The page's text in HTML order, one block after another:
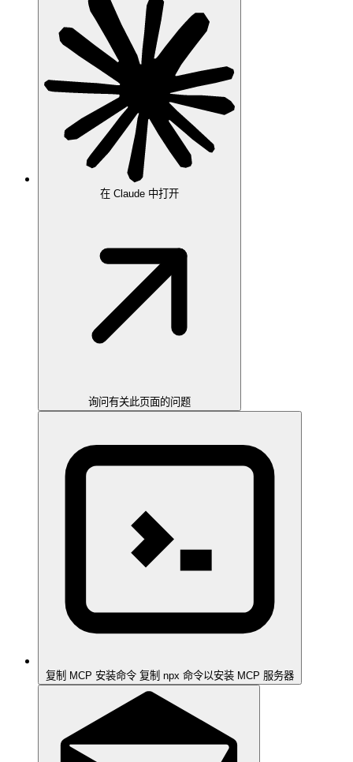
在 Claude 中打开
询问有关此页面的问题
复制 MCP 安装命令 复制 npx 命令以安装 MCP 服务器